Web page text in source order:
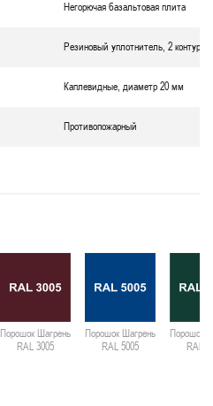
Негорючая базальтовая плита
Резиновый уплотнитель, 2 контура
Каплевидные, диаметр 20 мм
Противопожарный
Порошок Шагрень
RAL 3005
Порошок Шагрень
RAL 5005
Порошок
RAL